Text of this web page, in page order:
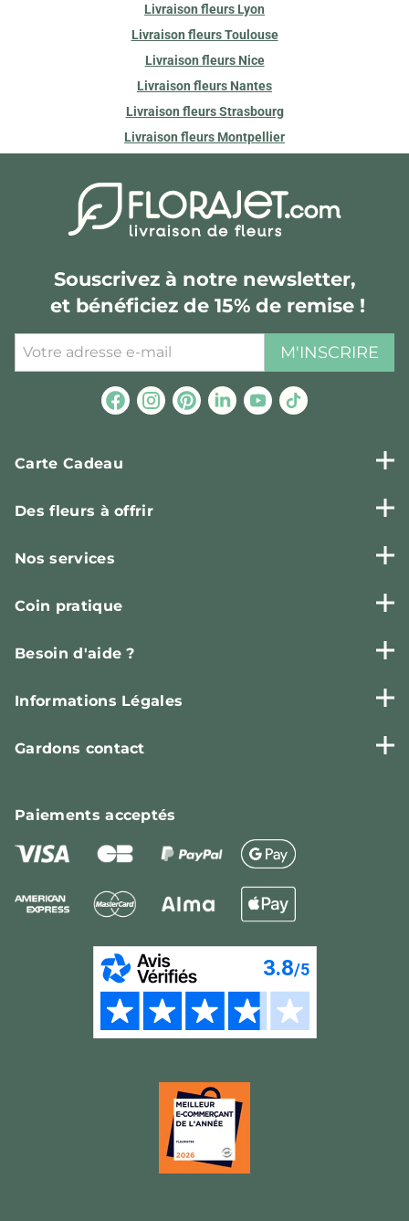
Livraison fleurs Lyon
Livraison fleurs Toulouse
Livraison fleurs Nice
Livraison fleurs Nantes
Livraison fleurs Strasbourg
Livraison fleurs Montpellier
Souscrivez à notre newsletter,
et bénéficiez de 15% de remise !
M'INSCRIRE
Carte Cadeau
Des fleurs à offrir
Nos services
Coin pratique
Besoin d'aide ?
Informations Légales
Gardons contact
Paiementsacceptés